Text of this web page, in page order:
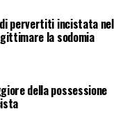
di pervertiti incistata nel
la sodomia
della possessione